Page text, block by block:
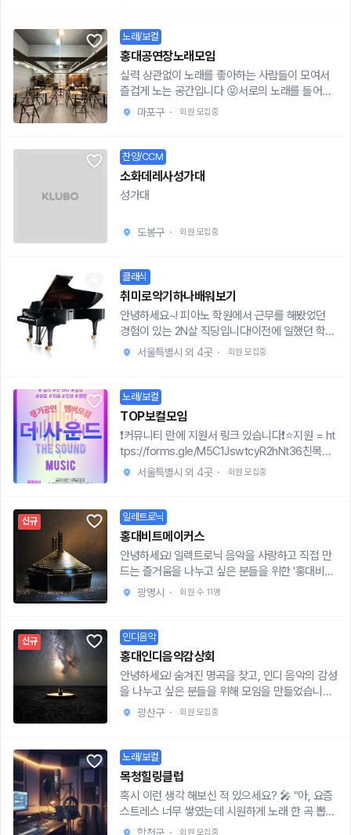
션 - 실용음악학원 레슨, 문화센터 강사✅문의http
s://open.kakao.com/o/sQiUwHhg
은분 환영)-Before & after 영상촬영 가능자(얼
굴노출X)▪️커리큘럼(6회차)1회 - Voice type tes
t2회 - 이론, Solution 3회 - Practice by type4
회 - Practice by type5회 - 스피치 및 노래 적용
하기6회 - 영상촬영▪️절차대면미팅 진행후 커리큘
럼 진행 예정(연습실에서 진행)▪️지원신청서http
노래/보컬
홍대공연장노래모임
실력 상관없이 노래를 좋아하는 사람들이 모여서
즐겁게 노는 공간입니다 😝서로의 노래를 들어주
며 얘기도 나누고 발전하는 시간을 가져보아요😀
나이,실력 상관 없습니다!서로간의 기본 배려와 존
-------------------그 외 취미 개인레슨도 진행
할 예정이니 1. 좋은 목소리를 내는 방법2. 노래 부
를 때 힘을 빼는 방법3. 나한테 어울리는 곡을 찾는
방법4. 고음을 내는 방법5. 노래방 가서 목이 안 상
😏----------------------------------------
를 꼭 안 불러도 됩니다😀모이는 날은 수요일 평일
오후7시이니 들어오실 때 시간 확인 부탁드려요
☺️----------------------------------------
---주의사항1. 가급적 한달안에는 모임 참석을 부
해주세요☺️3. 영업을 하시거나 종교적 전파는❌자
•오픈채팅 링크https://open.kakao.com/o/gC
OONfsf•네이버 카페 링크https://m.cafe.nave
r.com/hongmodong-----------------------
----------------------네이버 카페는 가입 후
가입인사까지 작성해주세요☺️오픈채팅방에 들어
마포구 · 회원 모집중
찬양/CCM
소화데레사성가대
성가대
도봉구 · 회원 모집중
클래식
취미로악기하나배워보기
안녕하세요~! 피아노 학원에서 근무를 해봤었던
경험이 있는 2N살 직딩입니다!이전에 일했던 학원
이 망하게 되면서 다른 학원에서 일을 하고 있어요
렵게만 느껴진 피아노를 쉽고 재밌게, 그리고 힐링
을 하고 소통하는 공간을 만들고 싶습니다!그래서
즐겁게 힐링하며 소통할 수 있는 피아노 카페 창업
을 하려고 합니다이를 위해서 시범운영으로 2회차
되는 기간동안 연습실 비용하시면 무료로 레슨을
해드리는 재능기부를 진행하려고 하는데요!하단에
럼 (실제로 진행할 것)티엠 : 소개하고 날짜조율,
환경파악, 1회차 진행방향1회 : 원하는 레슨 방향
조율 + 레슨 10-20분 (총 1시간)2회 : 레슨 20분
(단계에 맞는 기초레슨) + 40분은 레슨 마치며 소
도로 없습니다! 개인적으로 이용하실 연습실에 대
ms.gle/xdzCwSEyv9wJAfgWA-> 장소 조율은
전화로 진행하려고 합니다. 성실한 내용 작성 부탁
드립니다! (되도록 서울이면 좋겠어요!
서울특별시 외 4곳 · 회원 모집중
노래/보컬
TOP보컬모임
❗커뮤니티 란에 지원서 링크 있습니다❗⭐지원 = ht
tps://forms.gle/M5C1JswtcyR2hNt36친목
보컬 프로젝트 “더사운드”"에서 함께할 크루를 모
런분들을 위해 모임을 개설 했어요.📍완성도 있는
무대와 영상 촬영을 위해 현업에 종사하고 있는 보
컬 멘토분의 보컬 트레이닝!📍현재 전문적으로 활
동하시는 무대 설치 관련 감독님들(음향, 조명, 공
연 연출 등)과 함께 진행하며 더 수준 높은 공연을
선보일 수 있습니다!📍전문적인 레코딩 장비로 본
드✨️에서 이루어진답니다.*기초부터 고급까지 보
컬 레벨업 트레이닝을 위한 모임 & 친목 보컬 프
로젝트 “더사운드”는 노래를 좋아하는 사람들이
모여,함께 보컬 연습하고, 이를 오프라인 공연과 영
위해 시작된 프로젝트입니다!무대위에서 함께 노
환영합니다:)🎶활동내용✅주 1회 정기 모임을 통
해 보컬 트레이닝과 공연 준비✅전문적인 멘토들
과 함께 진행되는 보컬 트레이닝을 통해 노래 실력
향상!✅ 활동기간은 6개월 예상, 월회비는 10만원!
✅팀을 나누어, 개인곡과 단체곡 연습도 하고, 친목
도모 도 함께!✅오프라인 공연 진행과 공연 진행에
서울특별시 외 4곳 · 회원 모집중
신규 일레트로닉
홍대비트메이커스
안녕하세요! 일렉트로닉 음악을 사랑하고 직접 만
드는 즐거움을 나누고 싶은 분들을 위한 '홍대비트
메이커스'입니다. 🎹✨혹시 방구석에서 혼자 DAW
에게 들려주고 싶지만, 마땅한 커뮤니티가 없어 고
민하셨던 분들 모두 환영해요! 우리 모임은 장르 불
문하고 하우스, 테크노, 앰비언트 등 일렉트로닉 사
운드를 기반으로 음악을 만드는 사람들이 모여 서
로의 비트를 공유하는 곳이에요. 🎧매주 정기 모
임에서는 각자 작업 중인 프로젝트 파일을 함께 들
있어요. 거창한 실력이 필요한 건 절대 아니에요!
음악을 사랑하는 마음과 자신의 개성을 표현하고
싶은 열정만 있다면 초보자부터 숙련자까지 모두
환영합니다. 서로의 작업 방식을 보며 배우는 점도
광명시 · 회원 수 11명
신규 인디음악
홍대인디음악감상회
안녕하세요! 숨겨진 명곡을 찾고, 인디 음악의 감성
을 나누고 싶은 분들을 위해 모임을 만들었습니다.
🎧매주 수많은 차트 음악에 지쳐갈 때, 마음 한구
석을 채워주는 담백한 인디 밴드의 사운드가 그리
에 맞춰 각자 좋아하는 인디 음악을 추천하고, 그
곡에 얽힌 소소한 이야기들을 나누는 자리에요.특
별한 형식이 있는 건 아니에요! 홍대의 아늑한 카페
나 작은 LP바에 모여서 서로가 플레이리스트에 꽁
꽁 숨겨두었던 최애 곡들을 공유하는 시간이죠. 가
광산구 · 회원 모집중
노래/보컬
목청힐링클럽
혹시 이런 생각 해보신 적 있으세요? 🎤 "아, 요즘
스트레스 너무 쌓였는데 시원하게 노래 한 곡 뽑고
싶다!" 아니면 "노래는 좋아하는데 혼자 가긴 좀 그
회원 모집중